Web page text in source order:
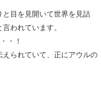
目を見開いて世界を見詰
われています。
・！
られていて、正にアウルの